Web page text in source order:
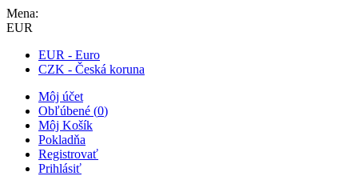
Mena:
EUR
EUR - Euro
CZK - Česká koruna
Môj účet
Obľúbené (0)
Môj Košík
Pokladňa
Registrovať
Prihlásiť